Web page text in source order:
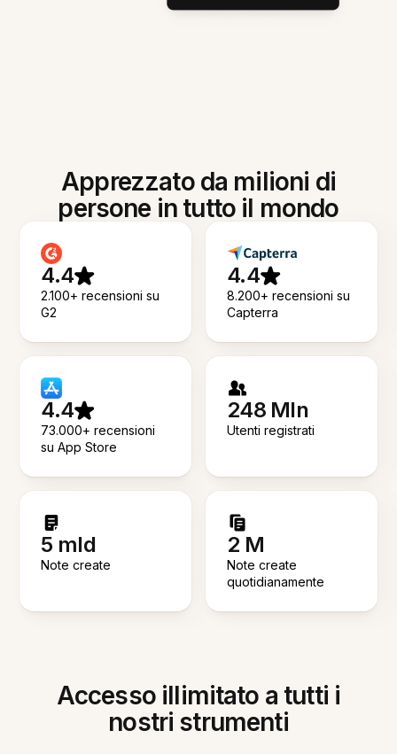
Apprezzato da milioni di
persone in tutto il mondo
4.4
2.100+ recensioni su
G2
4.4
8.200+ recensioni su
Capterra
4.4
73.000+ recensioni
su App Store
248 Mln
Utenti registrati
5 mld
Note create
2 M
Note create
quotidianamente
Accesso illimitato a tutti i
nostri strumenti